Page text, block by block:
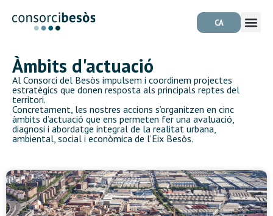
CA
Àmbits d'actuació
Al Consorci del Besòs impulsem i coordinem projectes
estratègics que donen resposta als principals reptes del
territori.
Concretament, les nostres accions s’organitzen en cinc
àmbits d’actuació que ens permeten fer una avaluació,
diagnosi i abordatge integral de la realitat urbana,
ambiental, social i econòmica de l’Eix Besòs.